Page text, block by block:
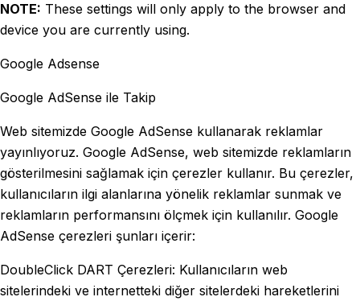
NOTE: These settings will only apply to the browser and
device you are currently using.
Google Adsense
Google AdSense ile Takip
Web sitemizde Google AdSense kullanarak reklamlar
yayınlıyoruz. Google AdSense, web sitemizde reklamların
gösterilmesini sağlamak için çerezler kullanır. Bu çerezler,
kullanıcıların ilgi alanlarına yönelik reklamlar sunmak ve
reklamların performansını ölçmek için kullanılır. Google
AdSense çerezleri şunları içerir:
DoubleClick DART Çerezleri: Kullanıcıların web
sitelerindeki ve internetteki diğer sitelerdeki hareketlerini